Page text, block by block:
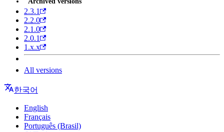
2.3.1
2.2.0
2.1.0
2.0.1
1.x.x
All versions
한국어
English
Français
Português (Brasil)